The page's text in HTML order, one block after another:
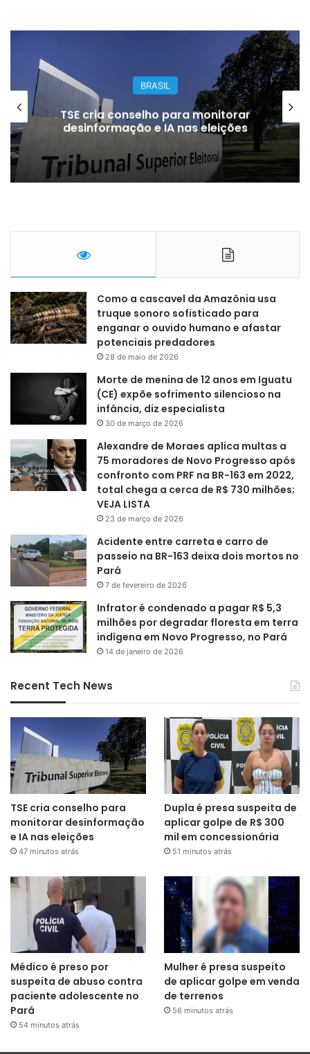
BRASIL
TSE cria conselho para monitorar
desinformação e IA nas eleições
Como a cascavel da Amazônia usa
truque sonoro sofisticado para
enganar o ouvido humano e afastar
potenciais predadores
28 de maio de 2026
Morte de menina de 12 anos em Iguatu
(CE) expõe sofrimento silencioso na
infância, diz especialista
30 de março de 2026
Alexandre de Moraes aplica multas a
75 moradores de Novo Progresso após
confronto com PRF na BR-163 em 2022,
total chega a cerca de R$ 730 milhões;
VEJA LISTA
23 de março de 2026
Acidente entre carreta e carro de
passeio na BR-163 deixa dois mortos no
Pará
7 de fevereiro de 2026
Infrator é condenado a pagar R$ 5,3
milhões por degradar floresta em terra
indígena em Novo Progresso, no Pará
14 de janeiro de 2026
Recent Tech News
TSE cria conselho para
monitorar desinformação
e IA nas eleições
47 minutos atrás
Dupla é presa suspeita de
aplicar golpe de R$ 300
mil em concessionária
51 minutos atrás
Médico é preso por
suspeita de abuso contra
paciente adolescente no
Pará
54 minutos atrás
Mulher é presa suspeito
de aplicar golpe em venda
de terrenos
56 minutos atrás